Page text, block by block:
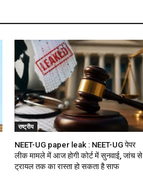
राष्ट्रीय
NEET-UG paper leak : NEET-UG पेपर
लीक मामले में आज होगी कोर्ट में सुनवाई, जांच से
ट्रायल तक का रास्ता हो सकता है साफ